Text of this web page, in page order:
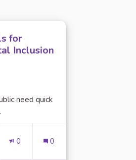
for
Inclusion
need quick
0 0